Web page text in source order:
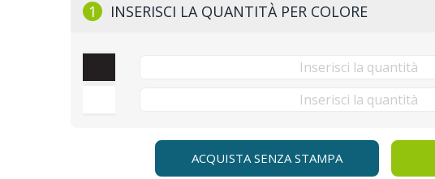
1 INSERISCI LA QUANTITÀ PER COLORE
ACQUISTA SENZA STAMPA